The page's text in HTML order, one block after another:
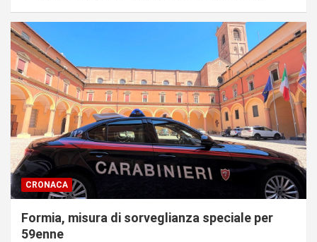
CRONACA
Formia, misura di sorveglianza speciale per
59enne